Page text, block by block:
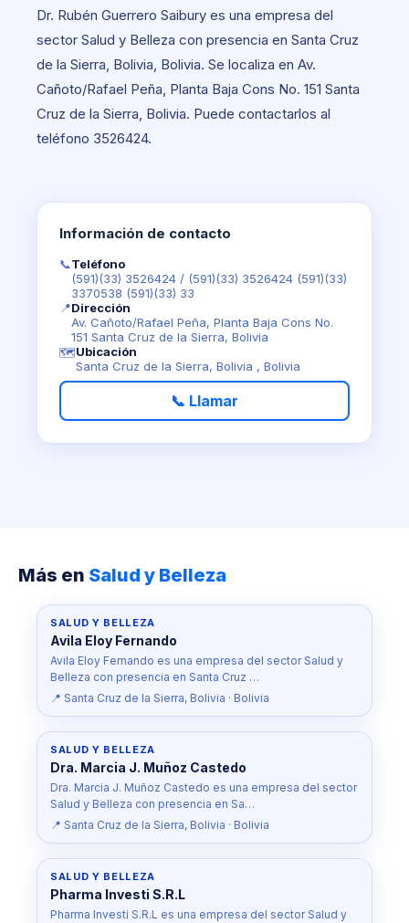
Dr. Rubén Guerrero Saibury es una empresa del
sector Salud y Belleza con presencia en Santa Cruz
de la Sierra, Bolivia, Bolivia. Se localiza en Av.
Cañoto/Rafael Peña, Planta Baja Cons No. 151 Santa
Cruz de la Sierra, Bolivia. Puede contactarlos al
teléfono 3526424.
Información de contacto
📞Teléfono
(591)(33) 3526424 / (591)(33) 3526424 (591)(33)
3370538 (591)(33) 33
📍Dirección
Av. Cañoto/Rafael Peña, Planta Baja Cons No.
151 Santa Cruz de la Sierra, Bolivia
🗺️Ubicación
Santa Cruz de la Sierra, Bolivia , Bolivia
📞 Llamar
Más en Salud y Belleza
SALUD Y BELLEZA
Avila Eloy Fernando
Avila Eloy Fernando es una empresa del sector Salud y
Belleza con presencia en Santa Cruz …
📍 Santa Cruz de la Sierra, Bolivia · Bolivia
SALUD Y BELLEZA
Dra. Marcia J. Muñoz Castedo
Dra. Marcia J. Muñoz Castedo es una empresa del sector
Salud y Belleza con presencia en Sa…
📍 Santa Cruz de la Sierra, Bolivia · Bolivia
SALUD Y BELLEZA
Pharma Investi S.R.L
Pharma Investi S.R.L es una empresa del sector Salud y